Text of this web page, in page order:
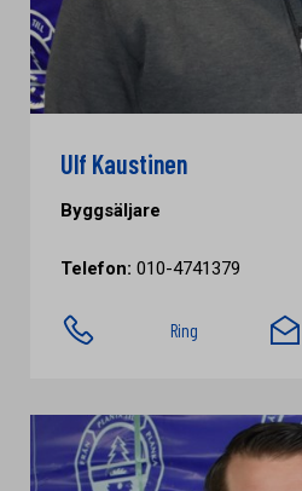
Ulf Kaustinen
Byggsäljare
Telefon: 010-4741379
Ring